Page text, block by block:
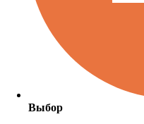
Выбор